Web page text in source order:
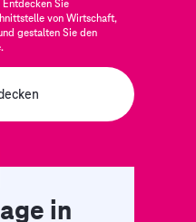
Sie
von Wirtschaft,
gestalten Sie den
in